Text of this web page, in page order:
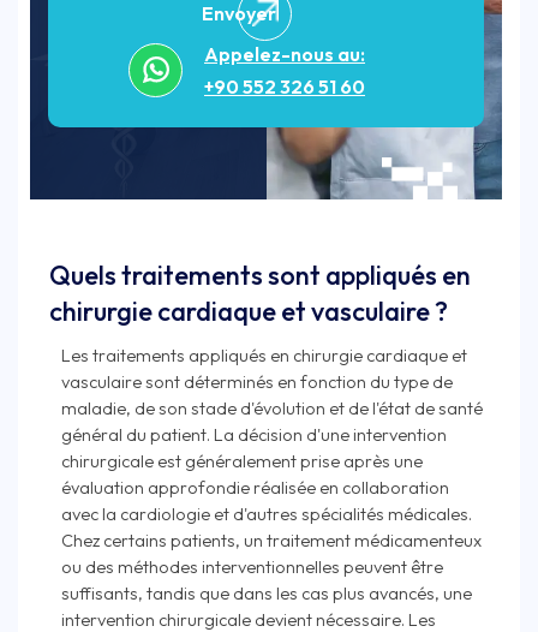
Envoyer
Appelez-nous au:
+90 552 326 51 60
Quels traitements sont appliqués en
chirurgie cardiaque et vasculaire ?
Les traitements appliqués en chirurgie cardiaque et
vasculaire sont déterminés en fonction du type de
maladie, de son stade d'évolution et de l'état de santé
général du patient. La décision d'une intervention
chirurgicale est généralement prise après une
évaluation approfondie réalisée en collaboration
avec la cardiologie et d'autres spécialités médicales.
Chez certains patients, un traitement médicamenteux
ou des méthodes interventionnelles peuvent être
suffisants, tandis que dans les cas plus avancés, une
intervention chirurgicale devient nécessaire. Les